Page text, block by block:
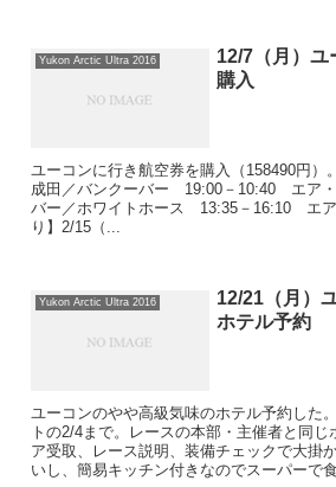
Yukon Arctic Ultra 2016
12/7（月）ユ
購入
ユーコンに行き航空券を購入（158490円）
成田／バンクーバー 19:00－10:40 エア
バー／ホワイトホース 13:35－16:10 エ
り】2/15（...
Yukon Arctic Ultra 2016
12/21（月）
ホテル予約
ユーコンのやや高級気味のホテル予約した
トの2/4まで。レースの本部・主催者と同
ア受取、レース説明、装備チェックで大掛
いし、簡易キッチン付きなのでスーパーで